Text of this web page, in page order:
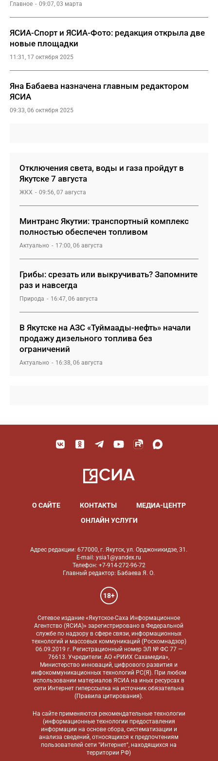
Главное 09:07, 03 марта
ЯСИА-Спорт и ЯСИА-Фото: редакция открыла две
новые площадки
11:31, 17 октября 2025
Яна Бабаева назначена главным редактором
ЯСИА
09:33, 06 октября 2025
Отключения света, воды и газа пройдут в
Якутске 7 августа
ЖКХ 09:56, 07 августа
Минтранс Якутии: транспортный комплекс
полностью обеспечен топливом
Актуально 17:00, 06 августа
Грибы: срезать или выкручивать? Запомните
раз и навсегда
Природа 16:47, 06 августа
В Якутске на АЗС «Туймаады-нефть» начали
продажу дизельного топлива без
ограничений
Актуально 16:38, 06 августа
О САЙТЕ КОНТАКТЫ
МЕДИА-ЦЕНТР
ОНЛАЙН УСЛУГИ
Адрес редакции: 677000, г. Якутск, ул. Орджоникидзе, 31.
E-mail: ysia1@yandex.ru
Телефон: +7-914-272-96-72
Главный редактор: Бабаева Я. О.
18+
Сетевое издание «Якутское-Саха Информационное
Агентство (ЯСИА)» зарегистрировано в Федеральной
службе по надзору в сфере связи, информационных
технологий и массовых коммуникаций (Роскомнадзор)
06.09.2019 г. Регистрационный номер ЭЛ № ФС 77 —
76613. Учредители: АО «РИИХ Сахамедиа»,
Министерство инноваций, цифрового развития и
инфокоммуникационных технологий РС(Я). При любом
использовании материалов ЯСИА на иных ресурсах в
сети Интернет гиперссылка на источник обязательна
(Правила цитирования).
На сайте применяются рекомендательные технологии
(информационные технологии предоставления
информации на основе сбора, систематизации и
анализа сведений, относящихся к предпочтениям
пользователей сети "Интернет", находящихся на
территории РФ)